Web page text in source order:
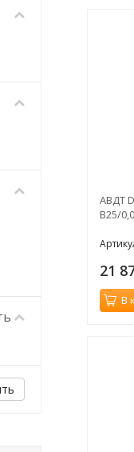
АВДТ
B25/
21
В